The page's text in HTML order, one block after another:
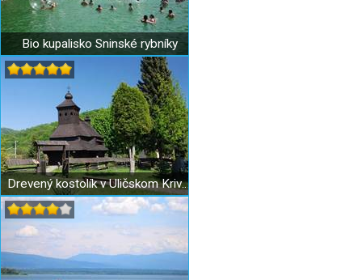
Bio kupalisko Sninské rybníky
Drevený kostolík v Uličskom Krivom